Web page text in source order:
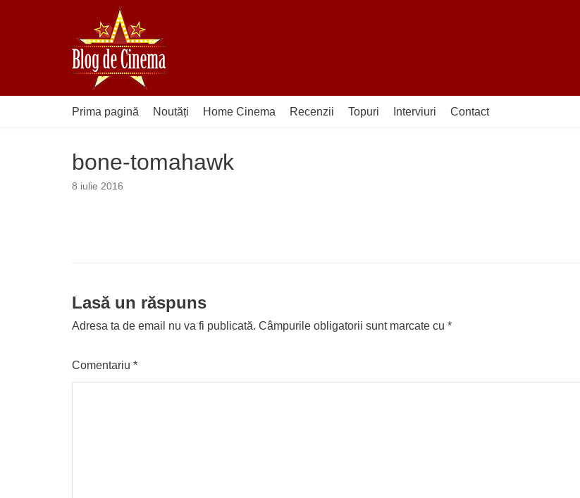
Prima pagină Noutăți Home Cinema Recenzii Topuri Interviuri Contact
bone-tomahawk
8 iulie 2016
Lasă un răspuns
Adresa ta de email nu va fi publicată. Câmpurile obligatorii sunt marcate cu *
Comentariu *